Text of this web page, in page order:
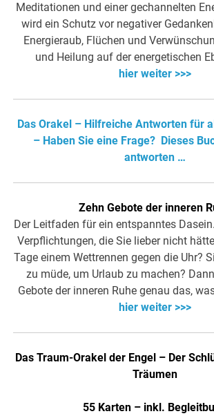
Meditationen und einer gechannelten
wird ein Schutz vor negativer
Energieraub, Flüchen und
und Heilung auf der energetischen
hier weiter >>>
Das Orakel – Hilfreiche Antworten für
– Haben Sie eine Frage? Dieses
antworten …
Zehn Gebote der inneren
Der Leitfaden für ein entspanntes
Verpflichtungen, die Sie lieber nicht
Tage einem Wettrennen gegen die Uhr?
zu müde, um Urlaub zu machen?
Gebote der inneren Ruhe genau das,
hier weiter >>>
Das Traum-Orakel der Engel – Der
Träumen
55 Karten – inkl.